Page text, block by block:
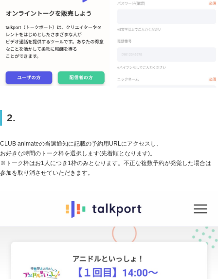
2.
CLUB animateの当選通知に記載の予約用URLにアクセスし、
お好きな時間のトーク枠を選択します(先着順となります)。
※トーク枠はお1人につき1枠のみとなります。不正な複数予約が発覚した場合は
参加を取り消させていただきます。